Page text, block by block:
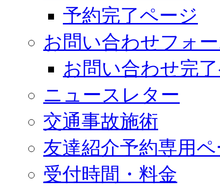
予約完了ページ
お問い合わせフォ
お問い合わせ完
ニュースレター
交通事故施術
友達紹介予約専用
受付時間・料金